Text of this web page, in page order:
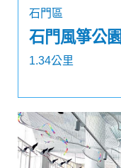
石門區
石門風箏公園
1.34公里